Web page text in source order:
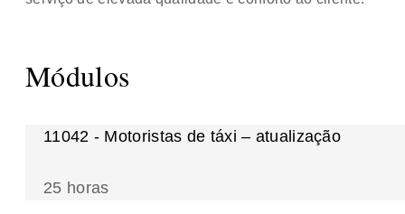
Módulos
11042 - Motoristas de táxi – atualização
25 horas